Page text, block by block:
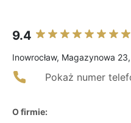
9.4
Inowrocław, Magazynowa
Pokaż numer
O firmie: